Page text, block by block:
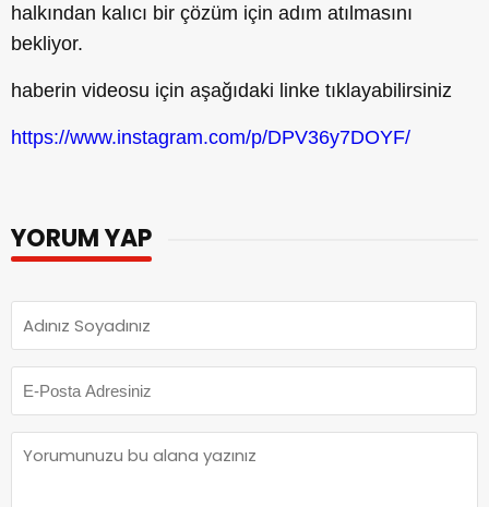
halkından kalıcı bir çözüm için adım atılmasını
bekliyor.
haberin videosu için aşağıdaki linke tıklayabilirsiniz
https://www.instagram.com/p/DPV36y7DOYF/
YORUM YAP